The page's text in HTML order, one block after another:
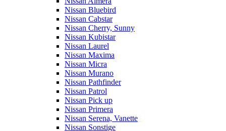
Nissan Bluebird
Nissan Cabstar
Nissan Cherry, Sunny
Nissan Kubistar
Nissan Laurel
Nissan Maxima
Nissan Micra
Nissan Murano
Nissan Pathfinder
Nissan Patrol
Nissan Pick up
Nissan Primera
Nissan Serena, Vanette
Nissan Sonstige